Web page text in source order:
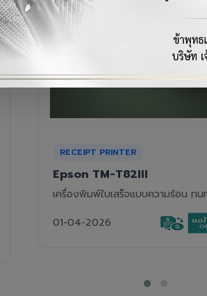
RECEIPT PRINTER
Epson TM-T88VII
เครื่องพิมพ์ใบเสร็จความร้อนรุ่นท็อป ค
01-04-2026